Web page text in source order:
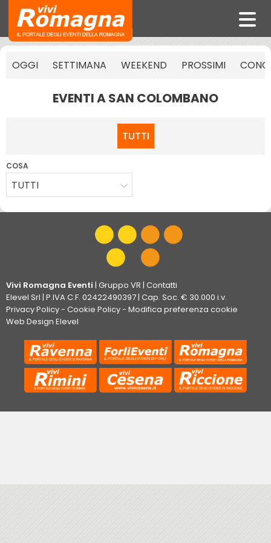
OGGI SETTIMANA WEEKEND PROSSIMI
EVENTI A SAN COLOMBANO
TUTTI
COSA
TUTTI
Vivi Romagna Eventi | Gruppo VR | Contatti
Elevel Srl | P.IVA C.F. 02422490397 | Cap. Soc. € 30.000 i.v.
Privacy Policy- Cookie Policy- Modifica preferenza cookie
Web Design Elevel